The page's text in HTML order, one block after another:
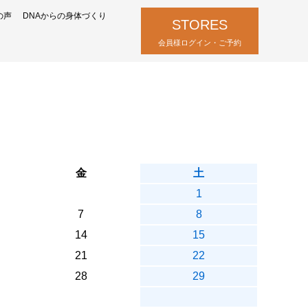
声 DNAからの身体づくり
STORES
会員様ログイン・ご予約
金
土
1
7
8
14
15
21
22
28
29